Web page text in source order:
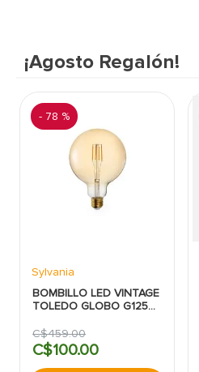
¡Agosto Regalón!
- 78 %
Sylvania
BOMBILLO LED VINTAGE
TOLEDO GLOBO G125
15000H SYLVANIA
C$459.00
C$100.00